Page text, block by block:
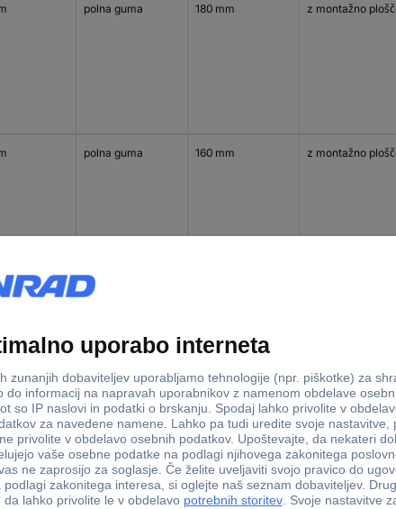
polna guma 180 mm z montažno
polna guma 160 mm z montažno
polna guma
polna guma 200 mm z montažno